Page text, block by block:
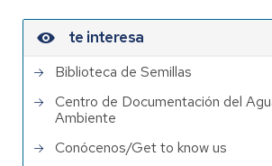
te interesa
Biblioteca de Semillas
Centro de Documentación del
Ambiente
Conócenos/Get to know us